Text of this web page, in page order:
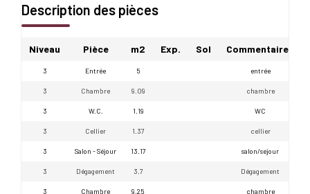
Description des pièces
Niveau Pièce m2 Exp. Sol Commentaires
3 Entrée 5 entrée
3 Chambre 9.09 chambre
3 W.C. 1.19 WC
3 Cellier 1.37 cellier
3 Salon - Séjour 13.17 salon/sejour
3 Dégagement 3.7 Dégagement
3 Chambre 9.25 chambre